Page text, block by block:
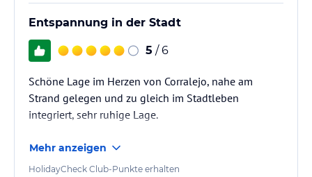
Entspannung in der Stadt
5 / 6
Schöne Lage im Herzen von Corralejo, nahe am
Strand gelegen und zu gleich im Stadtleben
integriert, sehr ruhige Lage.
Mehr anzeigen
HolidayCheck Club-Punkte erhalten